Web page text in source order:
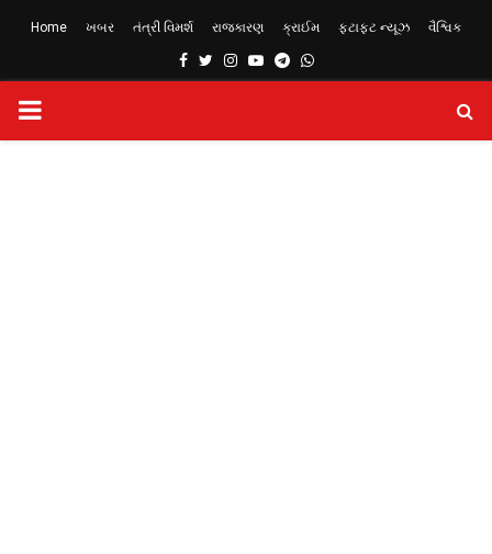
Home ખબર તંત્રી વિમર્શ રાજકારણ ક્રાઈમ ફટાફટ ન્યૂઝ વૈશ્વિક
Facebook
TwitterInstagram
YoutubeTelegram
Whatsapp
PRIMARY